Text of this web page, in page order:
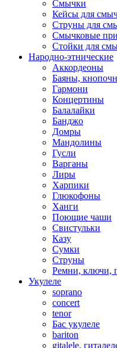
Смычки
Кейсы для
Струны для
Смычковые
Стойки для
Народно-этнические
Аккордеоны
Баяны,
Гармони
Концертины
Балалайки
Банджо
Домры
Мандолины
Гусли
Варганы
Лиры
Харпики
Глюкофоны
Ханги
Поющие чаши
Свистульки
Казу
Сумки
Струны
Ремни, ключи,
Укулеле
soprano
concert
tenor
Бас укулеле
bariton
gitalele,